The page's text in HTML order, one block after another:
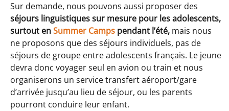
Sur demande, nous pouvons aussi proposer des
séjours linguistiques sur mesure pour les adolescents,
surtout enSummer Camps pendant l’été, mais nous
ne proposons que des séjours individuels, pas de
séjours de groupe entre adolescents français. Le jeune
devra donc voyager seul en avion ou train et nous
organiserons un service transfert aéroport/gare
d’arrivée jusqu’au lieu de séjour, ou les parents
pourront conduire leur enfant.